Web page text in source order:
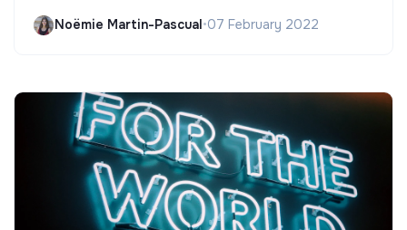
Noëmie Martin-Pascual•07 February 2022